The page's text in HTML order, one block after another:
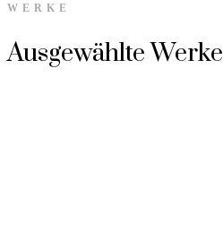
WERKE
Ausgewählte Werke